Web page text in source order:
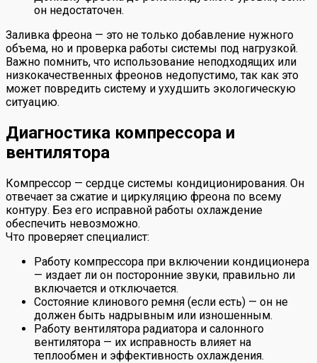
он недостаточен.
Заливка фреона — это не только добавление нужного
объема, но и проверка работы системы под нагрузкой.
Важно помнить, что использование неподходящих или
низкокачественных фреонов недопустимо, так как это
может повредить систему и ухудшить экологическую
ситуацию.
Диагностика компрессора и
вентилятора
Компрессор — сердце системы кондиционирования. Он
отвечает за сжатие и циркуляцию фреона по всему
контуру. Без его исправной работы охлаждение
обеспечить невозможно.
Что проверяет специалист:
Работу компрессора при включении кондиционера
— издает ли он посторонние звуки, правильно ли
включается и отключается.
Состояние клинового ремня (если есть) — он не
должен быть надрывным или изношенным.
Работу вентилятора радиатора и салонного
вентилятора — их исправность влияет на
теплообмен и эффективность охлаждения.